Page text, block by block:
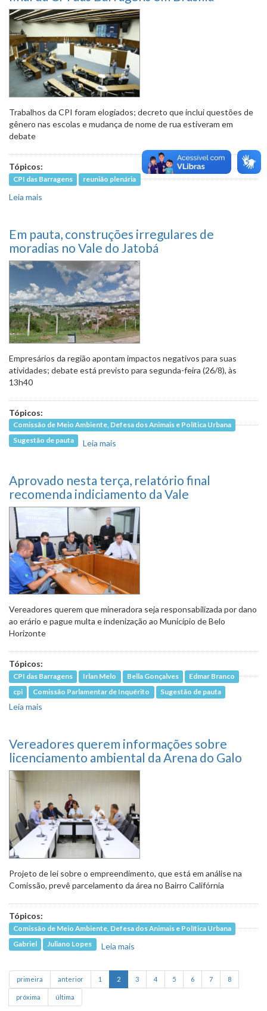
Trabalhos da CPI foram elogiados; decreto que inclui questões de
gênero nas escolas e mudança de nome de rua estiveram em
debate
Tópicos:
CPI das Barragens reunião plenária
Leia mais
Em pauta, construções irregulares de
moradias no Vale do Jatobá
Empresários da região apontam impactos negativos para suas
atividades; debate está previsto para segunda-feira (26/8), às
13h40
Tópicos:
Comissão de Meio Ambiente, Defesa dos Animais e Política Urbana
Sugestão de pauta
Leia mais
Aprovado nesta terça, relatório final
recomenda indiciamento da Vale
Vereadores querem que mineradora seja responsabilizada por dano
ao erário e pague multa e indenização ao Município de Belo
Horizonte
Tópicos:
CPI das Barragens Irlan Melo Bella Gonçalves
Edmar Branco
cpi
Comissão Parlamentar de Inquérito Sugestão de pauta
Leia mais
Vereadores querem informações sobre
licenciamento ambiental da Arena do Galo
Projeto de lei sobre o empreendimento, que está em análise na
Comissão, prevê parcelamento da área no Bairro Califórnia
Tópicos:
Comissão de Meio Ambiente, Defesa dos Animais e Política Urbana
Gabriel
Juliano Lopes Leia mais
ambiental da Arena do Galo
primeira anterior 1 2 3 4 5 6 7 8
próxima última